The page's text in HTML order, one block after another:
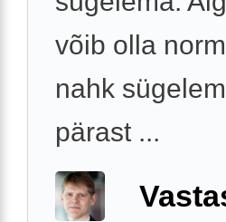
võib olla
nahk
pärast ...